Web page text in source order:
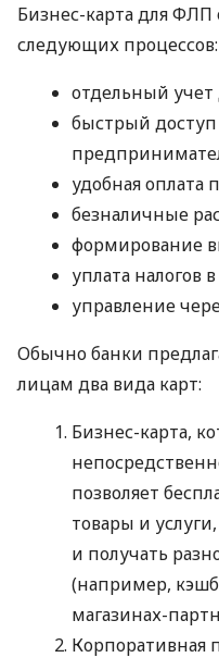
Бизнес-карта для
следующих процессов:
отдельный учет
быстрый доступ
удобная оплата
безналичные
формирование
уплата налогов
управление
Обычно банки
лицам два вида карт:
Бизнес-карта,
позволяет
товары и
и получать
(например,
магазинах-
Корпоративная